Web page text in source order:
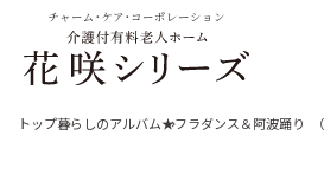
チャーム・ケア・コーポレーション
トップ暮らしのアルバム★フラダンス＆阿波踊り （